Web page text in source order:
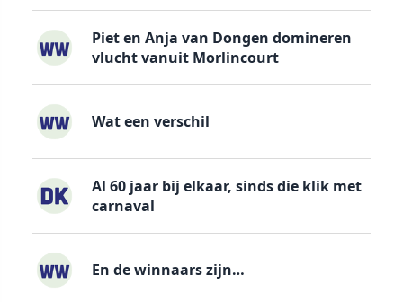
Piet en Anja van Dongen domineren
vlucht vanuit Morlincourt
Wat een verschil
Al 60 jaar bij elkaar, sinds die klik met
carnaval
En de winnaars zijn…